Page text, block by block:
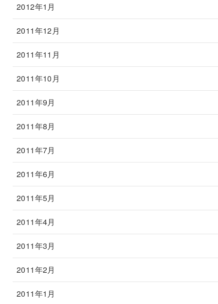
2012年1月
2011年12月
2011年11月
2011年10月
2011年9月
2011年8月
2011年7月
2011年6月
2011年5月
2011年4月
2011年3月
2011年2月
2011年1月